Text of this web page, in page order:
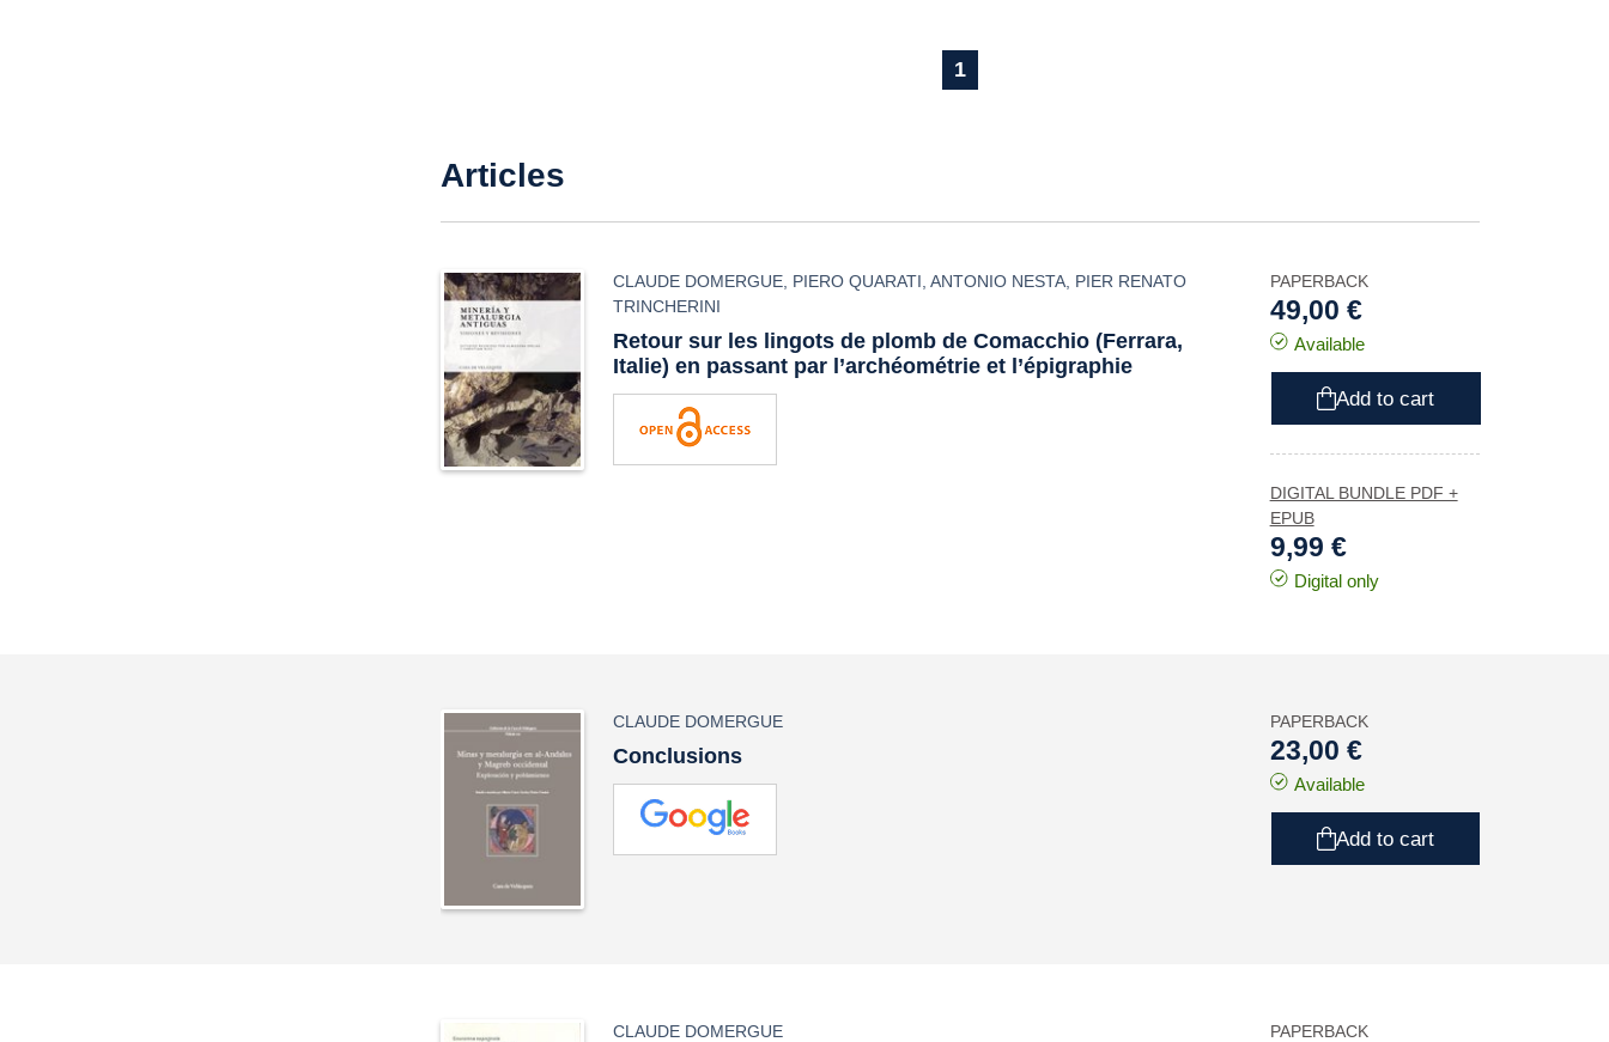
1
Articles
CLAUDE DOMERGUE PIERO QUARATI ,ANTONIO NESTA PIER RENATO
TRINCHERINI
Retour sur les lingots de plomb de Comacchio (Ferrara,
Italie) en passant par l’archéométrie et l’épigraphie
PAPERBACK
49,00 €
Available
Add to cart
DIGITAL BUNDLE PDF +
EPUB
9,99 €
Digital only
CLAUDE DOMERGUE
Conclusions
PAPERBACK
23,00 €
Available
Add to cart
CLAUDE DOMERGUE PAPERBACK